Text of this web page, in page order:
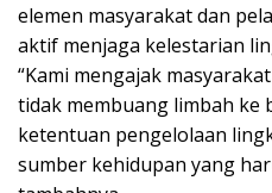
elemen masyarakat dan
aktif menjaga kelestarian
“Kami mengajak
tidak membuang limbah ke
ketentuan pengelolaan
sumber kehidupan yang